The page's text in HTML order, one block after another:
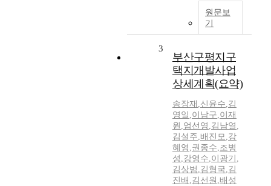
원문보
기
3
부산구평지구
택지개발사업
상세계획(요약)
송장재 ,신윤수,김
영일 ,이남구,이재
원 ,엄선영 ,김남열 ,
김설주,배진모,강
혜영 ,권종수,조병
성 ,강영수,이광기 ,
김상범 ,김형국,김
진배 ,김선원 ,배성